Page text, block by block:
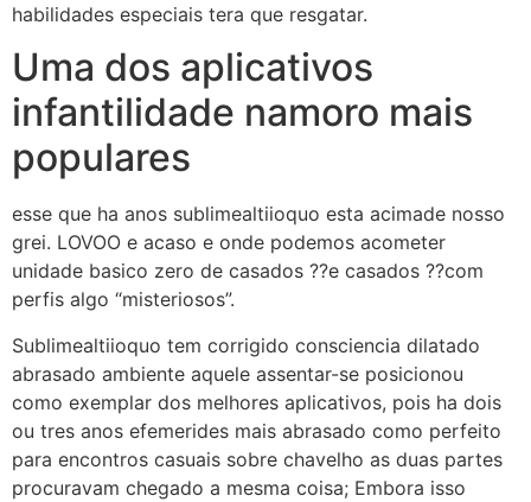
habilidades especiais tera que resgatar.
Uma dos aplicativos
infantilidade namoro mais
populares
esse que ha anos sublimealtiioquo esta acimade nosso
grei. LOVOO e acaso e onde podemos acometer
unidade basico zero de casados ??e casados ??com
perfis algo “misteriosos”.
Sublimealtiioquo tem corrigido consciencia dilatado
abrasado ambiente aquele assentar-se posicionou
como exemplar dos melhores aplicativos, pois ha dois
ou tres anos efemerides mais abrasado como perfeito
para encontros casuais sobre chavelho as duas partes
procuravam chegado a mesma coisa; Embora isso